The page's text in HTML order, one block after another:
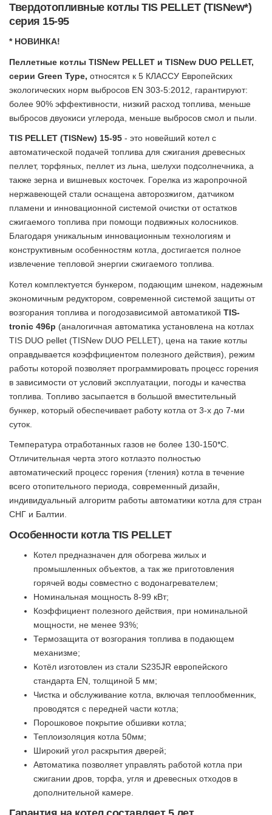
Твердотопливные котлы TIS PELLET (TISNew*)
серия 15-95
* НОВИНКА!
Пеллетные котлы TISNew PELLET и TISNew DUO PELLET,
серии Green Type, относятся к 5 КЛАССУ Европейских
экологических норм выбросов EN 303-5:2012, гарантируют:
более 90% эффективности, низкий расход топлива, меньше
выбросов двуокиси углерода, меньше выбросов смол и пыли.
TIS PELLET (TISNew) 15-95 - это новейший котел с
автоматической подачей топлива для сжигания древесных
пеллет, торфяных, пеллет из льна, шелухи подсолнечника, а
также зерна и вишневых косточек. Горелка из жаропрочной
нержавеющей стали оснащена авторозжигом, датчиком
пламени и инновационной системой очистки от остатков
сжигаемого топлива при помощи подвижных колосников.
Благодаря уникальным инновационным технологиям и
конструктивным особенностям котла, достигается полное
извлечение тепловой энергии сжигаемого топлива.
Котел комплектуется бункером, подающим шнеком, надежным
экономичным редуктором, современной системой защиты от
возгорания топлива и погодозависимой автоматикой TIS-
tronic 496p (аналогичная автоматика установлена на котлах
TIS DUO pellet (TISNew DUO PELLET), цена на такие котлы
оправдывается коэффициентом полезного действия), режим
работы которой позволяет программировать процесс горения
в зависимости от условий эксплуатации, погоды и качества
топлива. Топливо засыпается в большой вместительный
бункер, который обеспечивает работу котла от 3-х до 7-ми
суток.
Температура отработанных газов не более 130-150*С.
Отличительная черта этого котлаэто полностью
автоматический процесс горения (тления) котла в течение
всего отопительного периода, современный дизайн,
индивидуальный алгоритм работы автоматики котла для стран
СНГ и Балтии.
Особенности котла TIS PELLET
Котел предназначен для обогрева жилых и
промышленных объектов, а так же приготовления
горячей воды совместно с водонагревателем;
Номинальная мощность 8-99 кВт;
Коэффициент полезного действия, при номинальной
мощности, не менее 93%;
Термозащита от возгорания топлива в подающем
механизме;
Котёл изготовлен из стали S235JR европейского
стандарта EN, толщиной 5 мм;
Чистка и обслуживание котла, включая теплообменник,
проводятся с передней части котла;
Порошковое покрытие обшивки котла;
Теплоизоляция котла 50мм;
Широкий угол раскрытия дверей;
Автоматика позволяет управлять работой котла при
сжигании дров, торфа, угля и древесных отходов в
дополнительной камере.